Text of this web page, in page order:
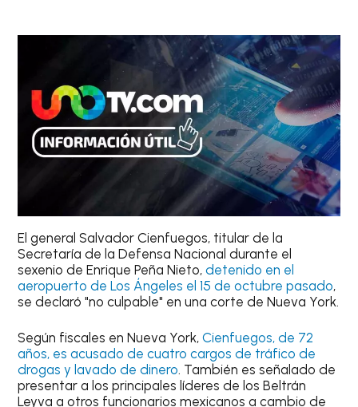
El general Salvador Cienfuegos, titular de la
Secretaría de la Defensa Nacional durante el
sexenio de Enrique Peña Nieto,detenido en el
aeropuerto de Los Ángeles el 15 de octubre pasado,
se declaró "no culpable" en una corte de Nueva York.
Según fiscales en Nueva York,Cienfuegos, de 72
años, es acusado de cuatro cargos de tráfico de
drogas y lavado de dinero. También es señalado de
presentar a los principales líderes de los Beltrán
Leyva a otros funcionarios mexicanos a cambio de